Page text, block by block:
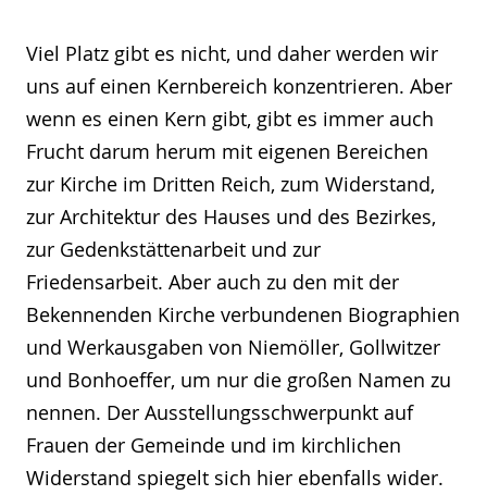
Viel Platz gibt es nicht, und daher werden wir
uns auf einen Kernbereich konzentrieren. Aber
wenn es einen Kern gibt, gibt es immer auch
Frucht darum herum mit eigenen Bereichen
zur Kirche im Dritten Reich, zum Widerstand,
zur Architektur des Hauses und des Bezirkes,
zur Gedenkstättenarbeit und zur
Friedensarbeit. Aber auch zu den mit der
Bekennenden Kirche verbundenen Biographien
und Werkausgaben von Niemöller, Gollwitzer
und Bonhoeffer, um nur die großen Namen zu
nennen. Der Ausstellungsschwerpunkt auf
Frauen der Gemeinde und im kirchlichen
Widerstand spiegelt sich hier ebenfalls wider.